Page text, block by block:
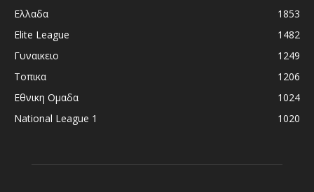
Ελλαδα
1853
Elite League
1482
Γυναικειο
1249
Τοπικα
1206
Εθνικη Ομαδα
1024
National League 1
1020